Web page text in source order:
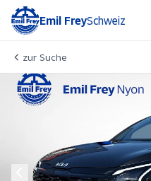
Emil FreySchweiz
zur Suche